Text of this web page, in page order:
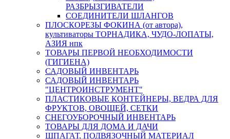
РАЗБРЫЗГИВАТЕЛИ
СОЕДИНИТЕЛИ ШЛАНГОВ
ПЛОСКОРЕЗЫ ФОКИНА (от автора),
культиваторы ТОРНАДИКА, ЧУДО-ЛОПАТЫ,
АЗИЯ нпк
ТОВАРЫ ПЕРВОЙ НЕОБХОДИМОСТИ
(ГИГИЕНА)
САДОВЫЙ ИНВЕНТАРЬ
САДОВЫЙ ИНВЕНТАРЬ
"ЦЕНТРОИНСТРУМЕНТ"
ПЛАСТИКОВЫЕ КОНТЕЙНЕРЫ, ВЕДРА ДЛЯ
ФРУКТОВ, ОВОЩЕЙ, СЕТКИ
СНЕГОУБОРОЧНЫЙ ИНВЕНТАРЬ
ТОВАРЫ ДЛЯ ДОМА И ДАЧИ
ШПАГАТ, ПОДВЯЗОЧНЫЙ МАТЕРИАЛ